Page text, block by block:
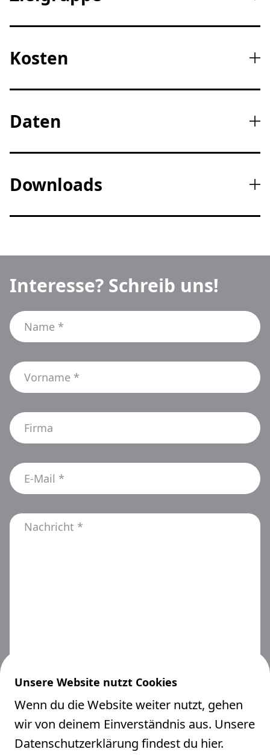
Kosten
Daten
Downloads
Interesse? Schreib uns!
Name
Vorname
Firma
E-
Mail
Nachricht
Consent
Ich bestätige hiermit, dass ich die
Informationen zum Datenschutzgelesen
Footer
Und
Jetzt?
Kontakt
Mehrsicht AG
+41 41 260 27 28
Wirkungs­weisen
Themenworkshops
Tools
Unsere Website nutzt Cookies
Wenn du die Website weiter nutzt, gehen
wir von deinem Einverständnis aus. Unsere
Datenschutzerklärung findest du hier.